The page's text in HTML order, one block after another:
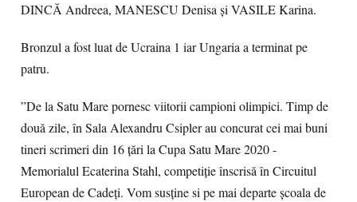
DINCĂ Andreea, MANESCU Denisa și VASILE Karina.
Bronzul a fost luat de Ucraina 1 iar Ungaria a terminat pe
patru.
”De la Satu Mare pornesc viitorii campioni olimpici. Timp de
două zile, în Sala Alexandru Csipler au concurat cei mai buni
tineri scrimeri din 16 țări la Cupa Satu Mare 2020 -
Memorialul Ecaterina Stahl, competiție înscrisă în Circuitul
European de Cadeți. Vom susține si pe mai departe școala de